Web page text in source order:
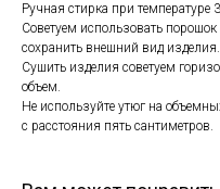
Ручная стирка при температуре
Советуем использовать
сохранить внешний вид изделия.
Сушить изделия советуем
объем.
Не используйте утюг на
с расстояния пять сантиметров.